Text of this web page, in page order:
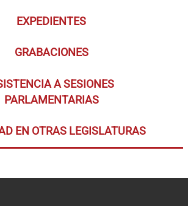
EXPEDIENTES
GRABACIONES
A SESIONES
PARLAMENTARIAS
EN OTRAS LEGISLATURAS